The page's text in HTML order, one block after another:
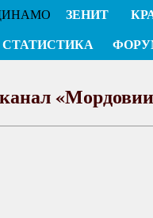
ЗЕНИТ
СТАТИСТИКА